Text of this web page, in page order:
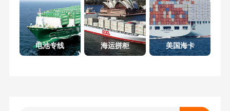
电池专线 海运拼柜 美国海卡